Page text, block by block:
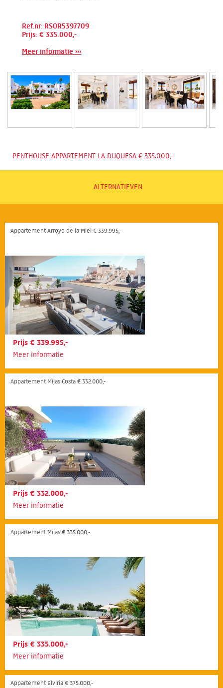
Ref.nr: RSOR5397709
Prijs: € 335.000,-
Meer informatie ›››
PENTHOUSE APPARTEMENT LA DUQUESA € 335.000,-
ALTERNATIEVEN
Appartement Arroyo de la Miel € 339.995,-
Prijs € 339.995,-
Meer informatie
Appartement Mijas Costa € 332.000,-
Prijs € 332.000,-
Meer informatie
Appartement Mijas € 335.000,-
Prijs € 335.000,-
Meer informatie
Appartement Elviria € 375.000,-